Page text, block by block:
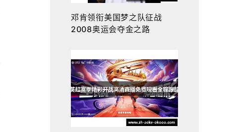
邓肯领衔美国梦之队征战
2008奥运会夺金之路